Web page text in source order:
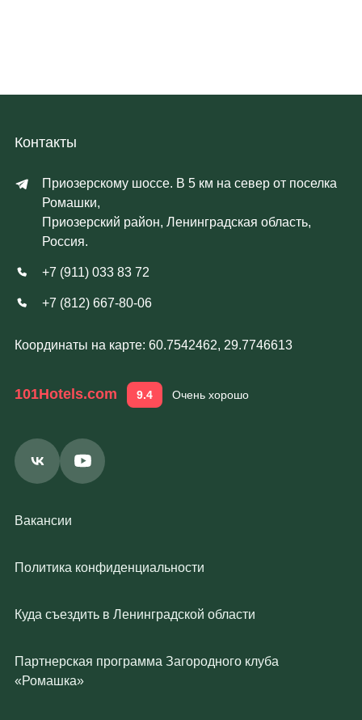
Контакты
Приозерскому шоссе. В 5 км на север от поселка
Ромашки,
Приозерский район, Ленинградская область,
Россия.
+7 (911) 033 83 72
+7 (812) 667-80-06
Координаты на карте: 60.7542462, 29.7746613
101Hotels.com 9.4 Очень хорошо
Вакансии
Политика конфиденциальности
Куда съездить в Ленинградской области
Партнерская программа Загородного клуба
«Ромашка»